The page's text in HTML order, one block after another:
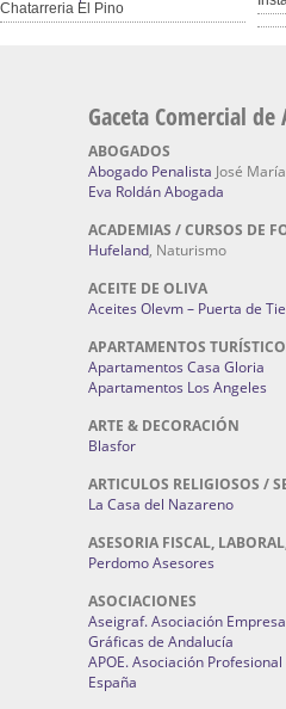
Chatarreria El Pino
Gaceta Comercial
ABOGADOS
Abogado Penalista José
Eva Roldán Abogada
ACADEMIAS / CURSOS DE
Hufeland, Naturismo
ACEITE DE OLIVA
Aceites Olevm – Puerta de
APARTAMENTOS
Apartamentos Casa Gloria
Apartamentos Los Angeles
ARTE & DECORACIÓN
Blasfor
ARTICULOS RELIGIOSOS /
La Casa del Nazareno
ASESORIA FISCAL,
Perdomo Asesores
ASOCIACIONES
Aseigraf. Asociación
Gráficas de Andalucía
APOE. Asociación
España